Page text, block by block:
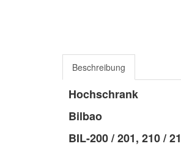
Beschreibung
Hochschrank
Bilbao
BIL-200 / 201, 210 /